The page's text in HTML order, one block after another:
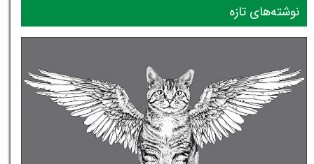
نوشته‌های تازه